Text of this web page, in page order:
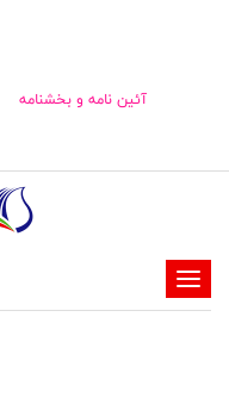
آئین نامه و بخشنامه
-
-